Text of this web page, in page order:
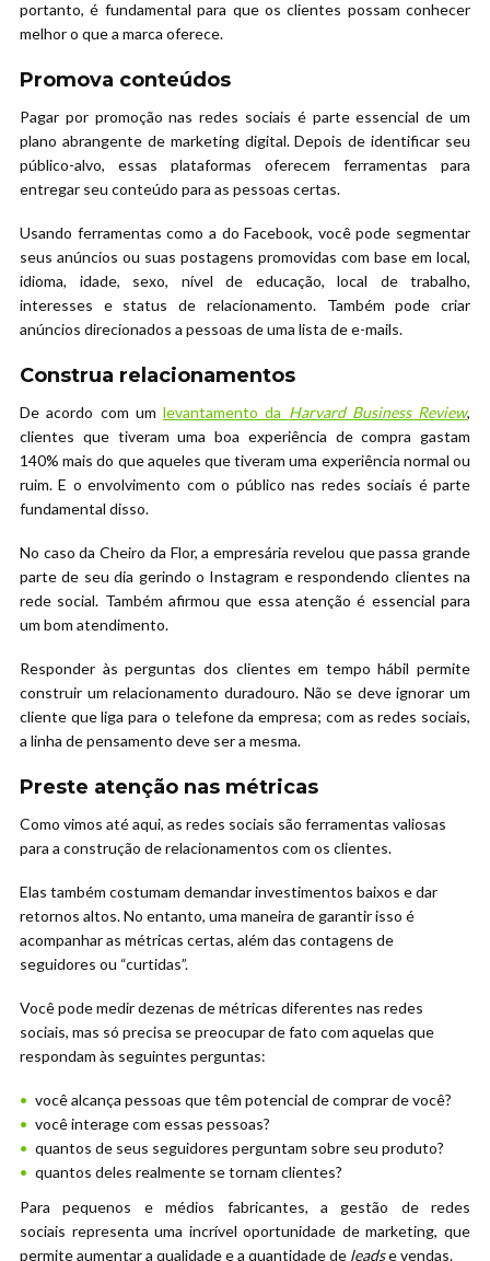
portanto, é fundamental para que os clientes possam conhecer
melhor o que a marca oferece.
Promova conteúdos
Pagar por promoção nas redes sociais é parte essencial de um
plano abrangente de marketing digital. Depois de identificar seu
público-alvo, essas plataformas oferecem ferramentas para
entregar seu conteúdo para as pessoas certas.
Usando ferramentas como a do Facebook, você pode segmentar
seus anúncios ou suas postagens promovidas com base em local,
idioma, idade, sexo, nível de educação, local de trabalho,
interesses e status de relacionamento. Também pode criar
anúncios direcionados a pessoas de uma lista de e-mails.
Construa relacionamentos
De acordo com um levantamento da Harvard Business Review,
clientes que tiveram uma boa experiência de compra gastam
140% mais do que aqueles que tiveram uma experiência normal ou
ruim. E o envolvimento com o público nas redes sociais é parte
fundamental disso.
No caso da Cheiro da Flor, a empresária revelou que passa grande
parte de seu dia gerindo o Instagram e respondendo clientes na
rede social. Também afirmou que essa atenção é essencial para
um bom atendimento.
Responder às perguntas dos clientes em tempo hábil permite
construir um relacionamento duradouro. Não se deve ignorar um
cliente que liga para o telefone da empresa; com as redes sociais,
a linha de pensamento deve ser a mesma.
Preste atenção nas métricas
Como vimos até aqui, as redes sociais são ferramentas valiosas
para a construção de relacionamentos com os clientes.
Elas também costumam demandar investimentos baixos e dar
retornos altos. No entanto, uma maneira de garantir isso é
acompanhar as métricas certas, além das contagens de
seguidores ou “curtidas”.
Você pode medir dezenas de métricas diferentes nas redes
sociais, mas só precisa se preocupar de fato com aquelas que
respondam às seguintes perguntas:
você alcança pessoas que têm potencial de comprar de você?
você interage com essas pessoas?
quantos de seus seguidores perguntam sobre seu produto?
quantos deles realmente se tornam clientes?
Para pequenos e médios fabricantes, a gestão de redes
sociais representa uma incrível oportunidade de marketing, que
permite aumentar a qualidade e a quantidade de leadse vendas.